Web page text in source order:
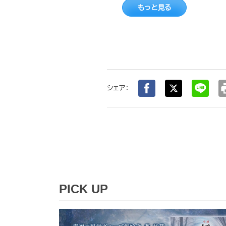
もっと見る
シェア：
PICK UP